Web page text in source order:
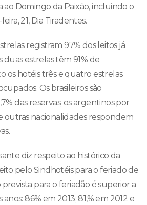
ao Domingo da Paixão, incluindo o
21, Dia Tiradentes.
registram 97% dos leitos já
duas estrelas têm 91% de
os hotéis três e quatro estrelas
Os brasileiros são
das reservas; os argentinos por
outras nacionalidades respondem
diz respeito ao histórico da
pelo Sindhotéis para o feriado de
prevista para o feriadão é superior a
86% em 2013; 81,% em 2012 e